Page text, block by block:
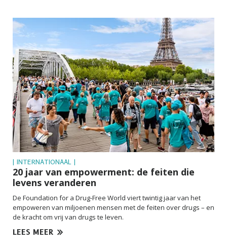
| INTERNATIONAAL |
20 jaar van empowerment: de feiten die
levens veranderen
De Foundation for a Drug-Free World viert twintig jaar van het
empoweren van miljoenen mensen met de feiten over drugs – en
de kracht om vrij van drugs te leven.
LEES MEER